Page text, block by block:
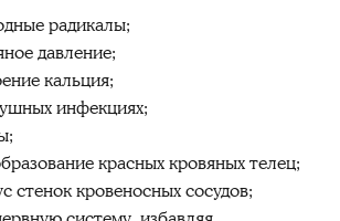
радикалы;
давление;
кальция;
инфекциях;
красных кровяных телец;
стенок кровеносных сосудов;